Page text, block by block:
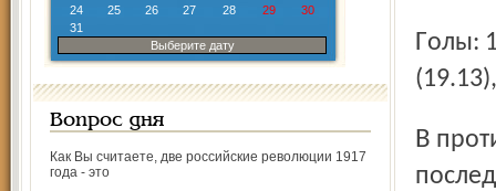
24
25 26 27 28 29
30
31
Выберите дату
Вопрос дня
Как Вы считаете, две российские революции 1917
года - это
Голы: 1:0 – Ковалев (Нюландер,14.36, бол.), 2:0 – Лисин
В противостоянии с «Ак барсом» «Локомотиву» в